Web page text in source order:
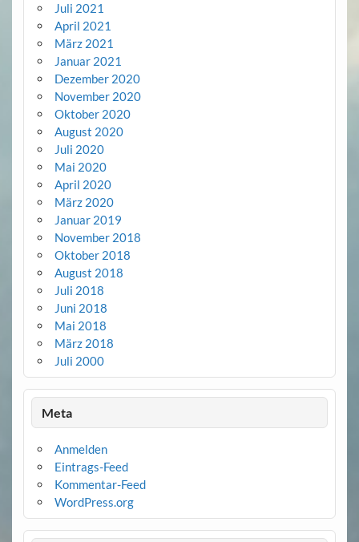
Juli 2021
April 2021
März 2021
Januar 2021
Dezember 2020
November 2020
Oktober 2020
August 2020
Juli 2020
Mai 2020
April 2020
März 2020
Januar 2019
November 2018
Oktober 2018
August 2018
Juli 2018
Juni 2018
Mai 2018
März 2018
Juli 2000
Meta
Anmelden
Eintrags-Feed
Kommentar-Feed
WordPress.org